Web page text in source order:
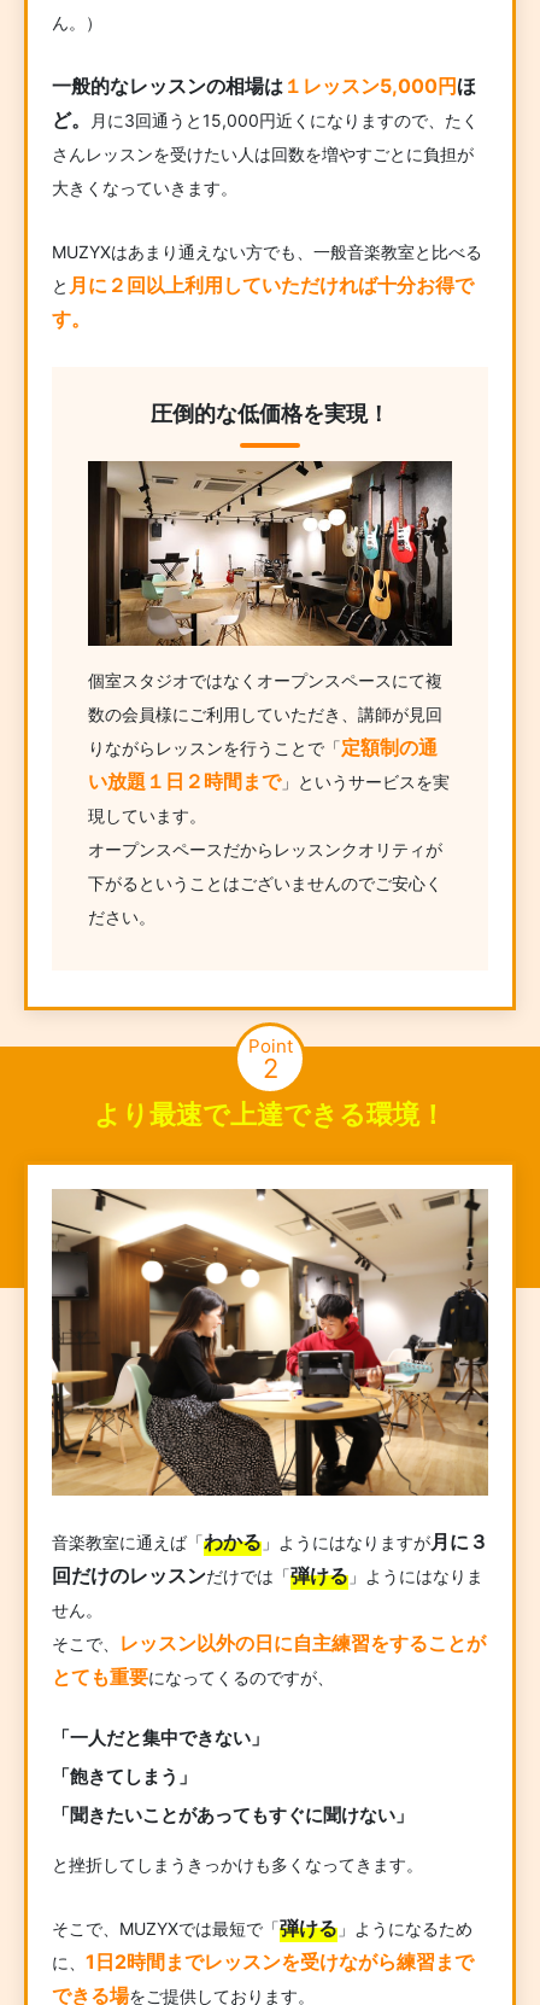
ん。）
一般的なレッスンの相場は １レッスン5,000円ほ
ど。
月に3回通うと15,000円近くになりますので、たく
さんレッスンを受けたい人は回数を増やすごとに負担が
大きくなっていきます。
MUZYXはあまり通えない方でも、一般音楽教室と比べる
と 月に２回以上利用していただければ十分お得で
す。
圧倒的な低価格を実現！
個室スタジオではなくオープンスペースにて複
数の会員様にご利用していただき、講師が見回
りながらレッスンを行うことで「定額制の通
い放題１日２時間まで」というサービスを実
現しています。
オープンスペースだからレッスンクオリティが
下がるということはございませんのでご安心く
ださい。
Point
2
より最速で上達できる環境！
音楽教室に通えば「わかる」ようにはなりますが月に３
回だけのレッスンだけでは「弾ける」ようにはなりま
せん。
そこで、
レッスン以外の日に自主練習をすることが
とても重要になってくるのですが、
「一人だと集中できない」
「飽きてしまう」
「聞きたいことがあってもすぐに聞けない」
と挫折してしまうきっかけも多くなってきます。
そこで、MUZYXでは最短で「弾ける」ようになるため
に、 1日2時間までレッスンを受けながら練習まで
できる場をご提供しております。